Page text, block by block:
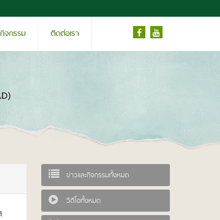
จกรรม ติดต่อเรา
ข่าวและกิจกรรมทั้งหมด
วิดีโอทั้งหมด